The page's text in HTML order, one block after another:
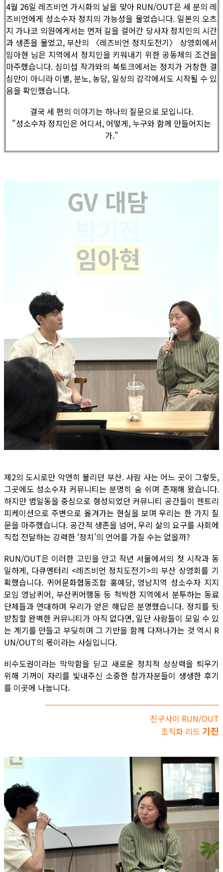
4월 26일 레즈비언 가시화의 날을 맞아 RUN/OUT은 세 분의 레
즈비언에게 성소수자 정치의 가능성을 물었습니다. 일본의 오츠
지 가나코 의원에게서는 먼저 길을 걸어간 당사자 정치인의 시간
과 생존을 물었고, 부산의 〈레즈비언 정치도전기〉 상영회에서
임아현 님은 지역에서 정치인을 키워내기 위한 공동체의 조건을
마주했습니다. 심미섭 작가와의 북토크에서는 정치가 거창한 결
심만이 아니라 이별, 분노, 농담, 일상의 감각에서도 시작될 수 있
음을 확인했습니다.
결국 세 편의 이야기는 하나의 질문으로 모입니다.
"성소수자 정치인은 어디서, 어떻게, 누구와 함께 만들어지는
가."
제2의 도시로만 막연히 불리던 부산. 사람 사는 어느 곳이 그렇듯,
그곳에도 성소수자 커뮤니티는 분명히 숨 쉬며 존재해 왔습니다.
하지만 범일동을 중심으로 형성되었던 커뮤니티 공간들이 젠트리
피케이션으로 주변으로 옮겨가는 현실을 보며 우리는 한 가지 질
문을 마주했습니다. 공간적 생존을 넘어, 우리 삶의 요구를 사회에
직접 전달하는 강력한 ‘정치’의 언어를 가질 수는 없을까?
RUN/OUT은 이러한 고민을 안고 작년 서울에서의 첫 시작과 동
일하게, 다큐멘터리 <레즈비언 정치도전기>의 부산 상영회를 기
획했습니다. 퀴어문화협동조합 홍예당, 영남지역 성소수자 지지
모임 영남퀴어, 부산퀴어행동 등 척박한 지역에서 분투하는 동료
단체들과 연대하며 우리가 얻은 해답은 분명했습니다. 정치를 뒷
받침할 완벽한 커뮤니티가 아직 없다면, 일단 사람들이 모일 수 있
는 계기를 만들고 부딪히며 그 기반을 함께 다져나가는 것 역시 R
UN/OUT의 몫이라는 사실입니다.
비수도권이라는 막막함을 딛고 새로운 정치적 상상력을 틔우기
위해 기꺼이 자리를 빛내주신 소중한 참가자분들이 생생한 후기
를 이곳에 나눕니다.
친구사이 RUN/OUT
조직화 리드 기진